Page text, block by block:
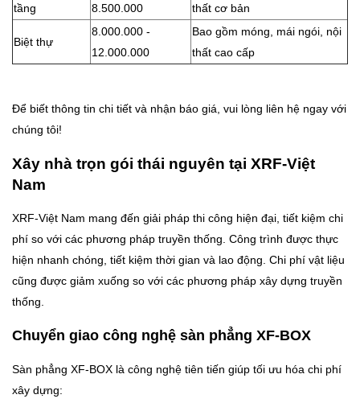
tầng 8.500.000 thất cơ bản
Biệt thự
8.000.000 -
12.000.000
Bao gồm móng, mái ngói, nội
thất cao cấp
Để biết thông tin chi tiết và nhận báo giá, vui lòng liên hệ ngay với
chúng tôi!
Xây nhà trọn gói thái nguyên tại XRF-Việt
Nam
XRF-Việt Nam mang đến giải pháp thi công hiện đại, tiết kiệm chi
phí so với các phương pháp truyền thống. Công trình được thực
hiện nhanh chóng, tiết kiệm thời gian và lao động. Chi phí vật liệu
cũng được giảm xuống so với các phương pháp xây dựng truyền
thống.
Chuyển giao công nghệ sàn phẳng XF-BOX
Sàn phẳng XF-BOX là công nghệ tiên tiến giúp tối ưu hóa chi phí
xây dựng: